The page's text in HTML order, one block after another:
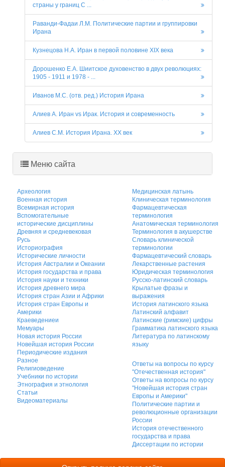
страны у границ С ...
Раванди-Фадаи Л.М. Политические партии и группировки
Ирана
Кузнецова Н.А. Иран в первой половине XIX века
Дорошенко Е.А. Шиитское духовенство в двух революциях:
1905 - 1911 и 1978 - ...
Иванов М.С. (отв. ред.) История Ирана
Алиев А. Иран vs Ирак. История и современность
Алиев С.М. История Ирана. XX век
Меню сайта
Археология
Военная история
Всемирная история
Вспомогательные
исторические дисциплины
Древняя и средневековая
Русь
Историография
Исторические личности
История Австралии и Океании
История государства и права
История науки и техники
История древнего мира
История стран Азии и Африки
История стран Европы и
Америки
Краеведениеи
Мемуары
Новая история России
Новейшая история России
Периодические издания
Разное
Религиоведение
Учебники по истории
Этнография и этнология
Статьи
Видеоматериалы
Медицинская латынь
Клиническая терминология
Фармацевтическая
терминология
Анатомическая терминология
Терминология в акушерстве
Словарь клинической
терминологии
Фармацевтический словарь
Лекарственные растения
Юридическая терминология
Русско-латинский словарь
Крылатые фразы и
выражения
История латинского языка
Латинский алфавит
Латинские (римские) цифры
Грамматика латинского языка
Литература по латинскому
языку
Ответы на вопросы по курсу
"Отечественная история"
Ответы на вопросы по курсу
"Новейшая история стран
Европы и Америки"
Политические партии и
революционные организации
России
История отечественного
государства и права
Диссертации по истории